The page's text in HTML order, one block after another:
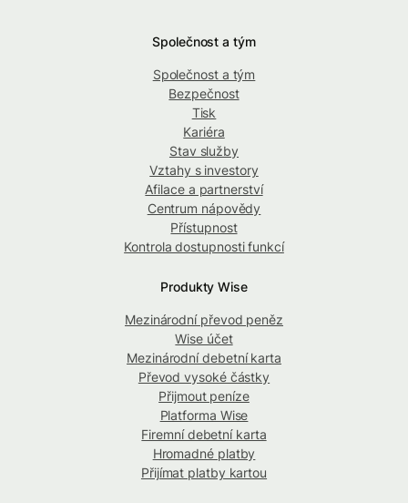
Společnost a tým
Společnost a tým
Bezpečnost
Tisk
Kariéra
Stav služby
Vztahy s investory
Afilace a partnerství
Centrum nápovědy
Přístupnost
Kontrola dostupnosti funkcí
Produkty Wise
Mezinárodní převod peněz
Wise účet
Mezinárodní debetní karta
Převod vysoké částky
Přijmout peníze
Platforma Wise
Firemní debetní karta
Hromadné platby
Přijímat platby kartou